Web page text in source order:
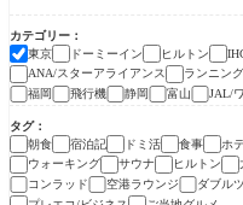
カテゴリー
東京
ドーミーイン ヒルトン
ANA/スターアライアンス
ランニング
福岡
飛行機 静岡 富山 JAL/
タグ
朝食
宿泊記 ドミ活 食事 ホ
ウォーキング
サウナ ヒルトン
コンラッド
空港ラウンジ ダブル